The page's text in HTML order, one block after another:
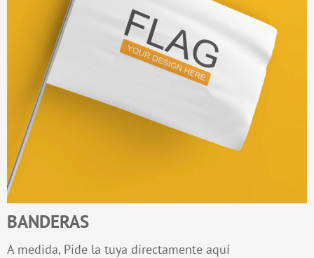
BANDERAS
A medida, Pide la tuya directamente aquí